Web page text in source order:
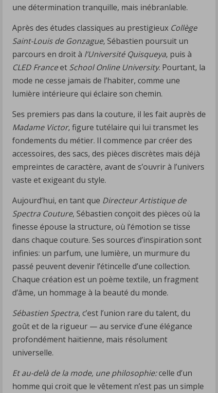
une détermination tranquille, mais inébranlable.
Après des études classiques au prestigieux Collège
Saint-Louis de Gonzague, Sébastien poursuit un
parcours en droit à l’Université Quisqueya, puis à
CLED Franceet School Online University. Pourtant, la
mode ne cesse jamais de l’habiter, comme une
lumière intérieure qui éclaire son chemin.
Ses premiers pas dans la couture, il les fait auprès de
Madame Victor, figure tutélaire qui lui transmet les
fondements du métier. Il commence par créer des
accessoires, des sacs, des pièces discrètes mais déjà
empreintes de caractère, avant de s’ouvrir à l’univers
vaste et exigeant du style.
Aujourd’hui, en tant que Directeur Artistique de
Spectra Couture, Sébastien conçoit des pièces où la
finesse épouse la structure, où l’émotion se tisse
dans chaque couture. Ses sources d’inspiration sont
infinies: un parfum, une lumière, un murmure du
passé peuvent devenir l’étincelle d’une collection.
Chaque création est un poème textile, un fragment
d’âme, un hommage à la beauté du monde.
Sébastien Spectra, c’est l’union rare du talent, du
goût et de la rigueur — au service d’une élégance
profondément haïtienne, mais résolument
universelle.
Et au-delà de la mode, une philosophie:celle d’un
homme qui croit que le vêtement n’est pas un simple